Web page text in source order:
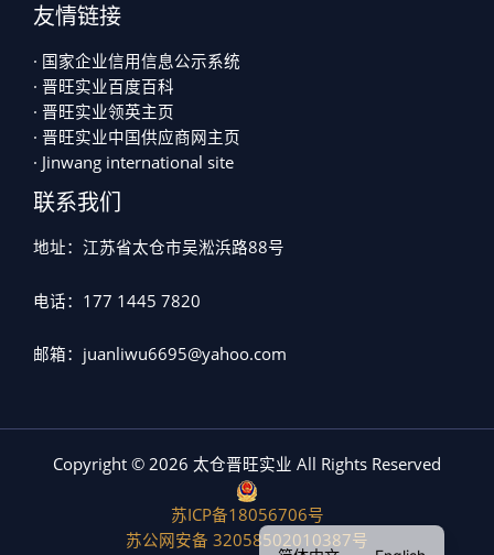
友情链接
· 国家企业信用信息公示系统
· 晋旺实业百度百科
· 晋旺实业领英主页
· 晋旺实业中国供应商网主页
· Jinwang international site
联系我们
地址：江苏省太仓市吴淞浜路88号
电话：177 1445 7820
邮箱：juanliwu6695@yahoo.com
Copyright © 2026 太仓晋旺实业 All Rights Reserved
苏ICP备18056706号
苏公网安备 32058502010387号